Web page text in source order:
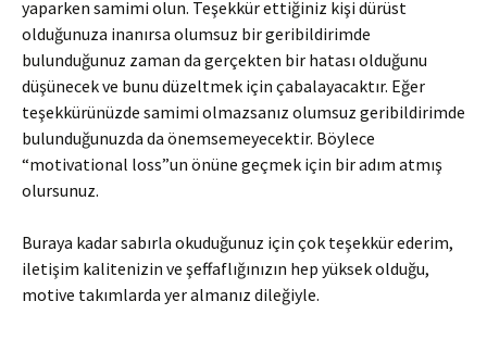
yaparken samimi olun. Teşekkür ettiğiniz kişi dürüst
olduğunuza inanırsa olumsuz bir geribildirimde
bulunduğunuz zaman da gerçekten bir hatası olduğunu
düşünecek ve bunu düzeltmek için çabalayacaktır. Eğer
teşekkürünüzde samimi olmazsanız olumsuz geribildirimde
bulunduğunuzda da önemsemeyecektir. Böylece
“motivational loss”un önüne geçmek için bir adım atmış
olursunuz.
Buraya kadar sabırla okuduğunuz için çok teşekkür ederim,
iletişim kalitenizin ve şeffaflığınızın hep yüksek olduğu,
motive takımlarda yer almanız dileğiyle.